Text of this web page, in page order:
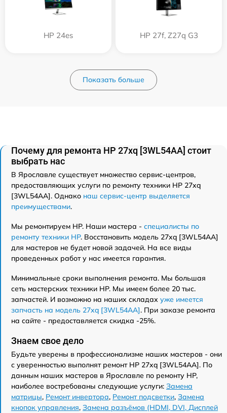
HP 24es HP 27f, Z27q G3
Показать больше
Почему для ремонта HP 27xq [3WL54AA] стоит
выбрать нас
В Ярославле существует множество сервис-центров,
предоставляющих услуги по ремонту техники HP 27xq
[3WL54AA]. Однако наш сервис-центр выделяется
преимуществами.
Мы ремонтируем HP. Наши мастера - специалисты по
ремонту техники HP. Восстановить модель 27xq [3WL54AA]
для мастеров не будет новой задачей. На все виды
проведенных работ у нас имеется гарантия.
Минимальные сроки выполнения ремонта. Мы большая
сеть мастерских техники HP. Мы имеем более 20 тыс.
запчастей. И возможно на наших складах уже имеется
запчасть на модель 27xq [3WL54AA]. При заказе ремонта
на сайте - предоставляется скидка -25%.
Знаем свое дело
Будьте уверены в профессионализме наших мастеров - они
с уверенностью выполнят ремонт HP 27xq [3WL54AA]. По
данным наших мастеров в Ярославле по ремонту HP,
наиболее востребованы следующие услуги: Замена
матрицы, Ремонт инвертора, Ремонт подсветки, Замена
кнопок управления, Замена разъёмов (HDMI, DVI, Дисплей